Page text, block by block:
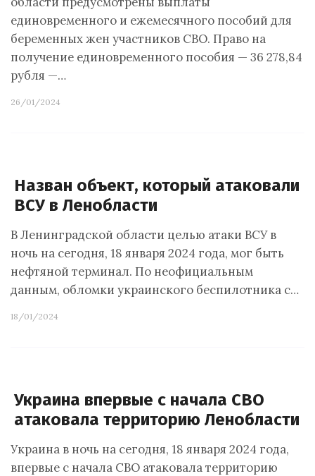
единовременного и ежемесячного пособий для
беременных жен участников СВО. Право на
получение единовременного пособия — 36 278,84
рубля —…
26/01/2024
Назван объект, который атаковали
ВСУ в Ленобласти
В Ленинградской области целью атаки ВСУ в
ночь на сегодня, 18 января 2024 года, мог быть
нефтяной терминал. По неофициальным
данным, обломки украинского беспилотника с…
18/01/2024
Украина впервые с начала СВО
атаковала территорию Ленобласти
Украина в ночь на сегодня, 18 января 2024 года,
впервые с начала СВО атаковала территорию